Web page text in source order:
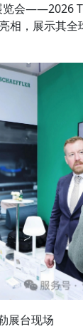
会——2026
相，展示其
展台现场